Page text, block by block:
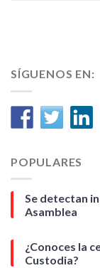
SÍGUENOS EN:
POPULARES
Se detectan
Asamblea
¿Conoces la
Custodia?